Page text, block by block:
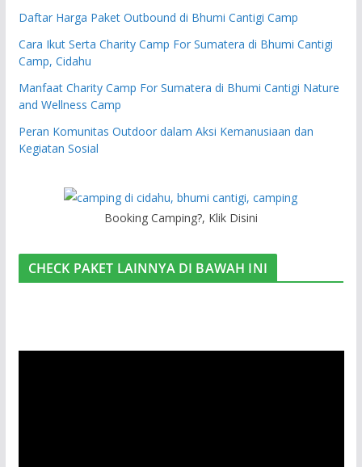
Daftar Harga Paket Outbound di Bhumi Cantigi Camp
Cara Ikut Serta Charity Camp For Sumatera di Bhumi Cantigi
Camp, Cidahu
Manfaat Charity Camp For Sumatera di Bhumi Cantigi Nature
and Wellness Camp
Peran Komunitas Outdoor dalam Aksi Kemanusiaan dan
Kegiatan Sosial
Booking Camping?, Klik Disini
CHECK PAKET LAINNYA DI BAWAH INI